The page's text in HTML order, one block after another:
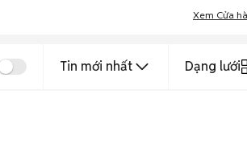
Xem Cửa
Tin mới nhất Dạng lưới